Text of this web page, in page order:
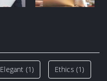
Elegant (1) Ethics (1)